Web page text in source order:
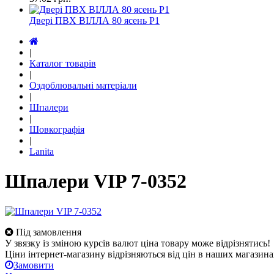
Двері ПВХ ВІЛЛА 80 ясень Р1
|
Каталог товарів
|
Оздоблювальні матеріали
|
Шпалери
|
Шовкографія
|
Lanita
Шпалери VIP 7-0352
Під замовлення
У звязку із зміною курсів валют ціна товару може відрізнятись!
Ціни інтернет-магазину відрізняються від цін в наших
Замовити